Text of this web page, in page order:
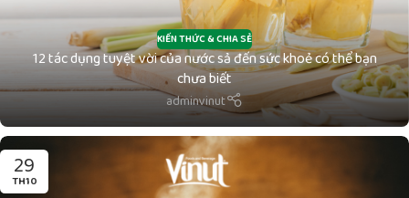
KIẾN THỨC & CHIA SẺ
12 tác dụng tuyệt vời của nước sả đến sức khoẻ có thể bạn
chưa biết
adminvinut
29
TH10